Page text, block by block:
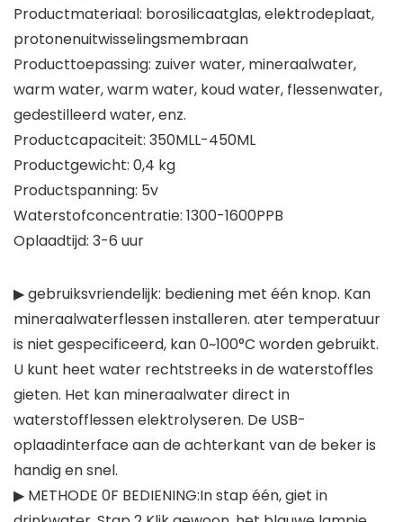
Productmateriaal: borosilicaatglas, elektrodeplaat,
protonenuitwisselingsmembraan
Producttoepassing: zuiver water, mineraalwater,
warm water, warm water, koud water, flessenwater,
gedestilleerd water, enz.
Productcapaciteit: 350MLL-450ML
Productgewicht: 0,4 kg
Productspanning: 5v
Waterstofconcentratie: 1300-1600PPB
Oplaadtijd: 3-6 uur
▶ gebruiksvriendelijk: bediening met één knop. Kan
mineraalwaterflessen installeren. ater temperatuur
is niet gespecificeerd, kan 0~100°C worden gebruikt.
U kunt heet water rechtstreeks in de waterstoffles
gieten. Het kan mineraalwater direct in
waterstofflessen elektrolyseren. De USB-
oplaadinterface aan de achterkant van de beker is
handig en snel.
▶ METHODE 0F BEDIENING:In stap één, giet in